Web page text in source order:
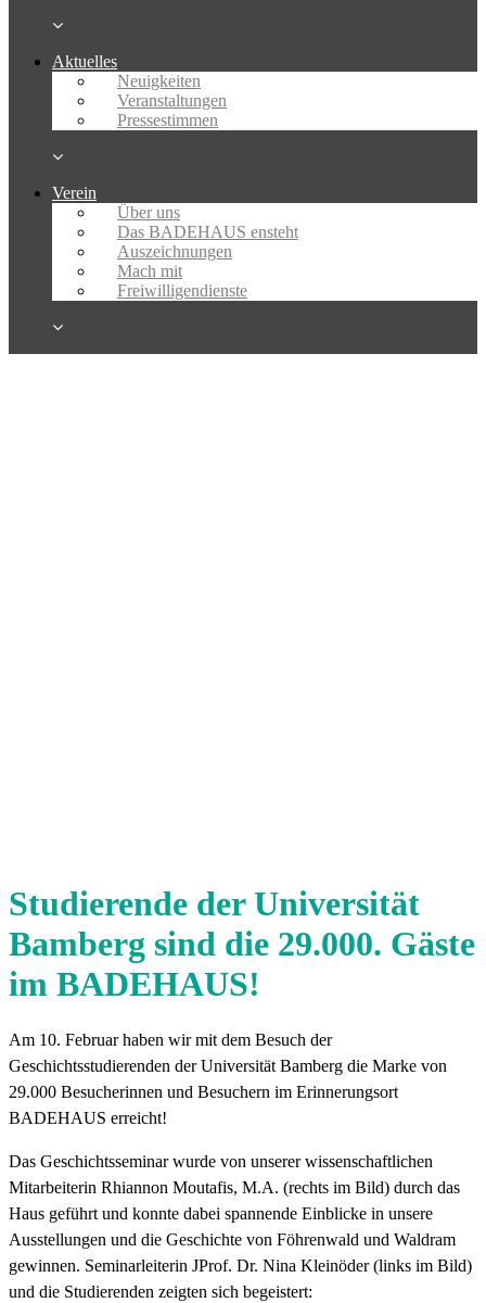
Aktuelles
Neuigkeiten
Veranstaltungen
Pressestimmen
Verein
Über uns
Das BADEHAUS ensteht
Auszeichnungen
Mach mit
Freiwilligendienste
Studierende der Universität
Bamberg sind die 29.000. Gäste
im BADEHAUS!
Am 10. Februar haben wir mit dem Besuch der
Geschichtsstudierenden der Universität Bamberg die Marke von
29.000 Besucherinnen und Besuchern im Erinnerungsort
BADEHAUS erreicht!
Das Geschichtsseminar wurde von unserer wissenschaftlichen
Mitarbeiterin Rhiannon Moutafis, M.A. (rechts im Bild) durch das
Haus geführt und konnte dabei spannende Einblicke in unsere
Ausstellungen und die Geschichte von Föhrenwald und Waldram
gewinnen. Seminarleiterin JProf. Dr. Nina Kleinöder (links im Bild)
und die Studierenden zeigten sich begeistert: